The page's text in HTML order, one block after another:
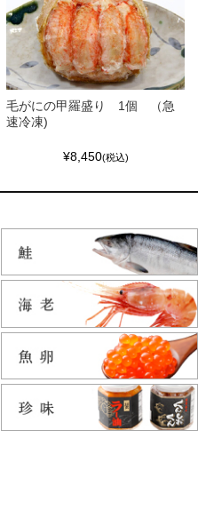
毛がにの甲羅盛り 1個 （急
速冷凍)
¥8,450(税込)